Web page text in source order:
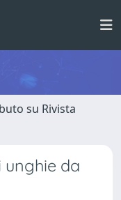
su Rivista
unghie da